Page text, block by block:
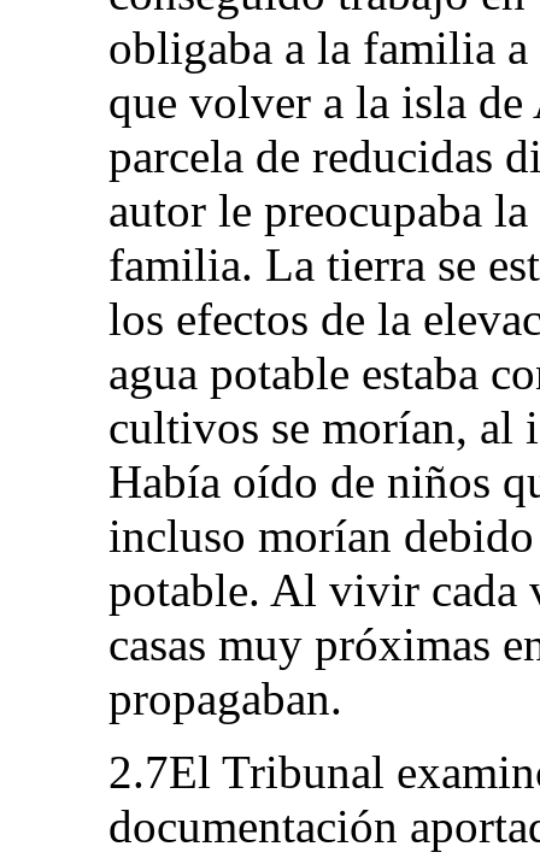
obligaba a la familia a
que volver a la isla de
parcela de reducidas
autor le preocupaba
familia. La tierra se
los efectos de la
agua potable estaba
cultivos se morían, al
Había oído de niños
incluso morían
potable. Al vivir cada
casas muy próximas
propagaban.
2.7El Tribunal
documentación